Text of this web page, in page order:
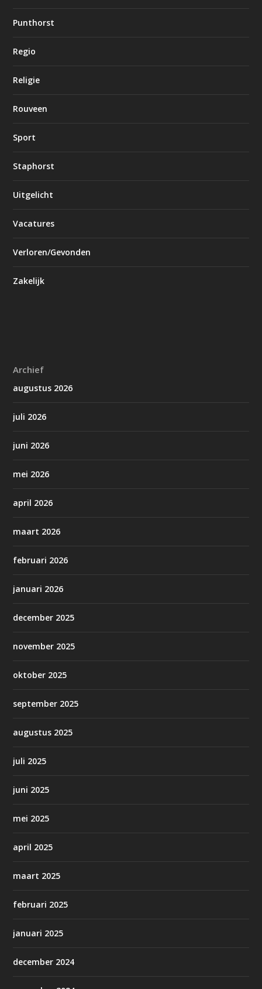
Punthorst
Regio
Religie
Rouveen
Sport
Staphorst
Uitgelicht
Vacatures
Verloren/Gevonden
Zakelijk
Archief
augustus 2026
juli 2026
juni 2026
mei 2026
april 2026
maart 2026
februari 2026
januari 2026
december 2025
november 2025
oktober 2025
september 2025
augustus 2025
juli 2025
juni 2025
mei 2025
april 2025
maart 2025
februari 2025
januari 2025
december 2024